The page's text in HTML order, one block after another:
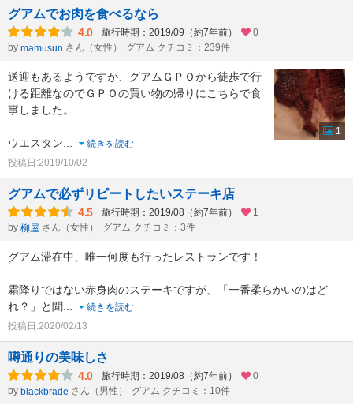
グアムでお肉を食べるなら
4.0 旅行時期：2019/09（約7年前）
0
by mamusun さん（女性） グアム クチコミ：239件
送迎もあるようですが、グアムＧＰＯから徒歩で行
ける距離なのでＧＰＯの買い物の帰りにこちらで食
事しました。
ウエスタン
続きを読む
投稿日:2019/10/02
1
グアムで必ずリピートしたいステーキ店
4.5 旅行時期：2019/08（約7年前）
1
by 柳屋 さん（女性） グアム クチコミ：3件
グアム滞在中、唯一何度も行ったレストランです！
霜降りではない赤身肉のステーキですが、「一番柔らかいのはど
れ？」と聞
続きを読む
投稿日:2020/02/13
噂通りの美味しさ
4.0 旅行時期：2019/08（約7年前）
0
by blackbrade さん（男性） グアム クチコミ：10件